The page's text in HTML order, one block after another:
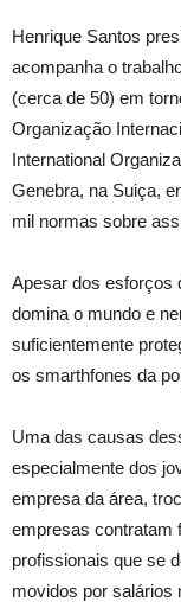
Henrique Santos
acompanha o
(cerca de 50) em
Organização
International
Genebra, na Suiça,
mil normas sobre
Apesar dos esforços
domina o mundo e
suficientemente
os smarthfones da
Uma das causas
especialmente dos
empresa da área,
empresas contratam
profissionais que se
movidos por salários